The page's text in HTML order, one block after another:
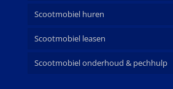
Scootmobiel huren
Scootmobiel leasen
Scootmobiel onderhoud & pechhulp